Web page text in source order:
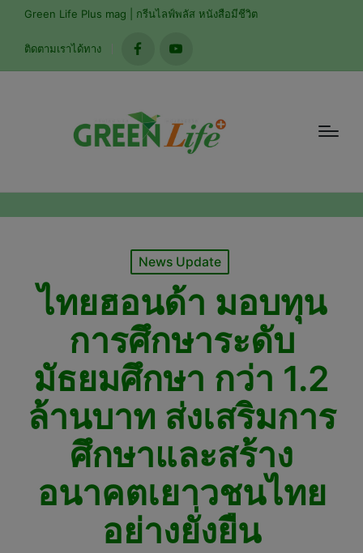
Green Life Plus mag | กรีนไลฟ์พลัส หนังสือมีชีวิต
ติดตามเราได้ทาง
facebookyoutube
Posted
News Update
ไทยฮอนด้า มอบทุน
การศึกษาระดับ
มัธยมศึกษา กว่า 1.2
ล้านบาท ส่งเสริมการ
ศึกษาและสร้าง
อนาคตเยาวชนไทย
อย่างยั่งยืน
modal-check